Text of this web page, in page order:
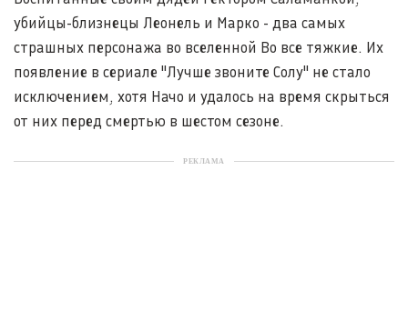
убийцы-близнецы Леонель и Марко - два самых
страшных персонажа во вселенной Во все тяжкие. Их
появление в сериале "Лучше звоните Солу" не стало
исключением, хотя Начо и удалось на время скрыться
от них перед смертью в шестом сезоне.
РЕКЛАМА